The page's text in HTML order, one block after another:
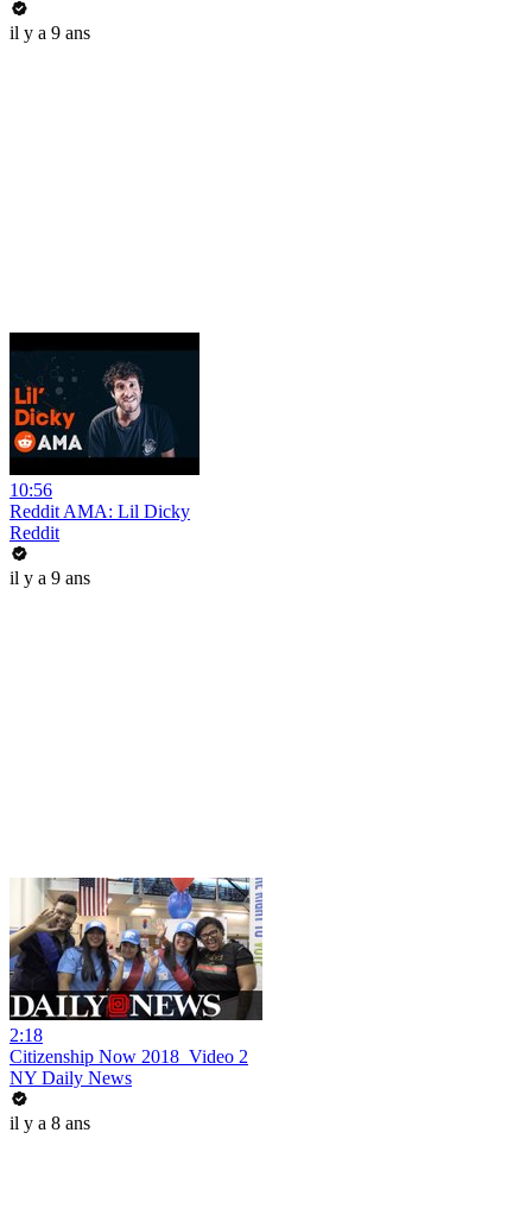
il y a 9 ans
10:56
Reddit AMA: Lil Dicky
Reddit
il y a 9 ans
2:18
Citizenship Now 2018_Video 2
NY Daily News
il y a 8 ans